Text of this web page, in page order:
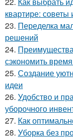
квартире:
23. Переделка
решений
24.
сэкономить
25. Создание
идеи
26. Удобство и
уборочного
27. Как
28. Уборка без